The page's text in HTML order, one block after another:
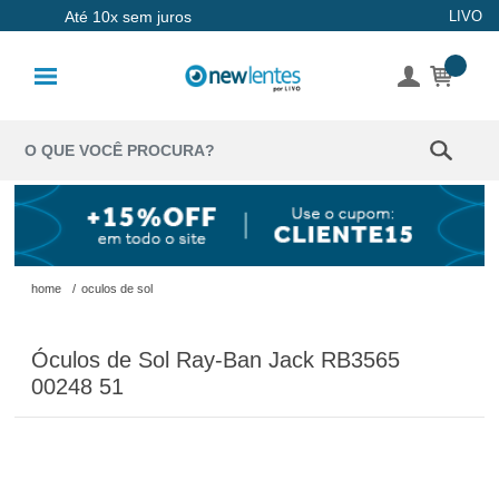
Até 10x sem juros LIVO
Coloridas
Solução
Óculos de
Óculos de
Grau
home / oculos de sol
Óculos de Sol Ray-Ban Jack RB3565
00248 51